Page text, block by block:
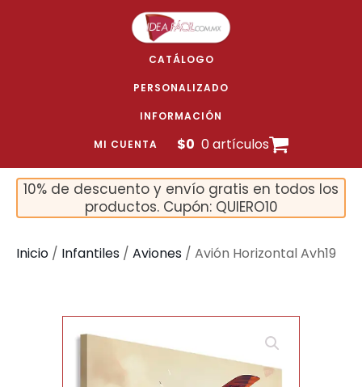
CATÁLOGO
PERSONALIZADO
INFORMACIÓN
MI CUENTA $0 0 artículos
10% de descuento y envío gratis en todos los
productos. Cupón: QUIERO10
Inicio / Infantiles / Aviones / Avión Horizontal Avh19
🔍